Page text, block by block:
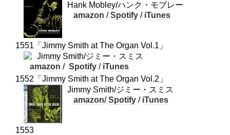
Hank Mobley/ハンク・モブレー
amazon /Spotify / iTunes
1551「Jimmy Smith at The Organ Vol.1」
Jimmy Smith/ジミー・スミス
amazon / Spotify / iTunes
1552「Jimmy Smith at The Organ Vol.2」
Jimmy Smith/ジミー・スミス
amazon/Spotify / iTunes
1553